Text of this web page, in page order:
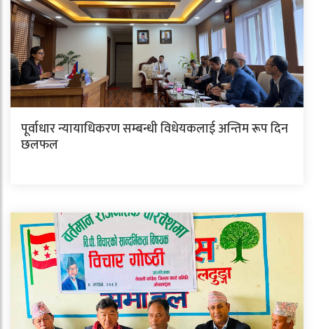
पूर्वाधार न्यायाधिकरण सम्बन्धी विधेयकलाई अन्तिम रूप दिन
छलफल